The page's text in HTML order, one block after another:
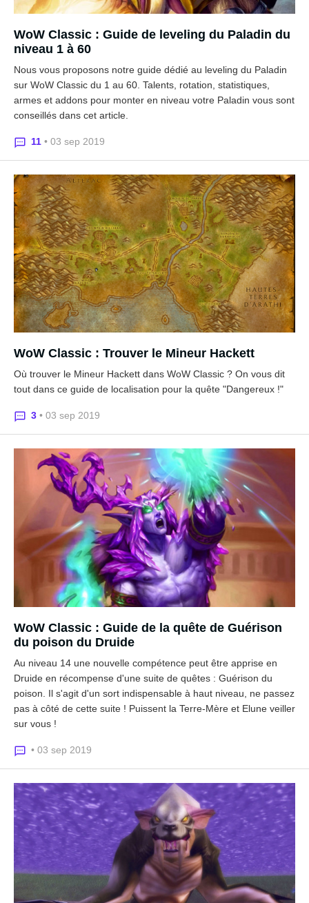
WoW Classic : Guide de leveling du Paladin du
niveau 1 à 60
Nous vous proposons notre guide dédié au leveling du Paladin
sur WoW Classic du 1 au 60. Talents, rotation, statistiques,
armes et addons pour monter en niveau votre Paladin vous sont
conseillés dans cet article.
11 • 03 sep 2019
WoW Classic : Trouver le Mineur Hackett
Où trouver le Mineur Hackett dans WoW Classic ? On vous dit
tout dans ce guide de localisation pour la quête "Dangereux !"
3 • 03 sep 2019
WoW Classic : Guide de la quête de Guérison
du poison du Druide
Au niveau 14 une nouvelle compétence peut être apprise en
Druide en récompense d'une suite de quêtes : Guérison du
poison. Il s'agit d'un sort indispensable à haut niveau, ne passez
pas à côté de cette suite ! Puissent la Terre-Mère et Elune veiller
sur vous !
• 03 sep 2019